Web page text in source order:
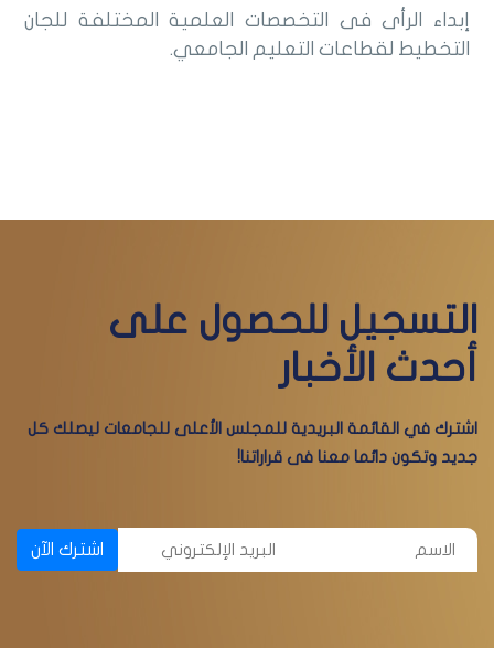
إبداء الرأى فى التخصصات العلمية المختلفة للجان
التخطيط لقطاعات التعليم الجامعي.
التسجيل للحصول على
أحدث الأخبار
اشترك في القائمة البريدية للمجلس الأعلى للجامعات ليصلك كل
جديد وتكون دائما معنا فى قراراتنا!
اشترك الآن